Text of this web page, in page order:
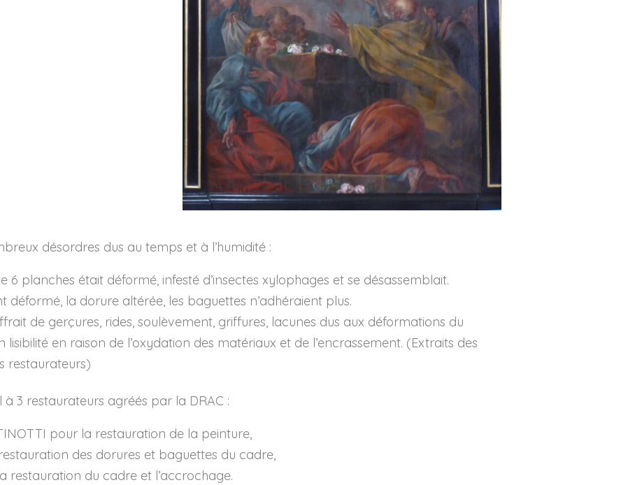
désordres dus au temps et à l’humidité :
6 planches était déformé, infesté d’insectes xylophages et se désassemblait.
déformé, la dorure altérée, les baguettes n’adhéraient plus.
de gerçures, rides, soulèvement, griffures, lacunes dus aux déformations du
en raison de l’oxydation des matériaux et de l’encrassement. (Extraits des
restaurateurs)
3 restaurateurs agréés par la DRAC :
pour la restauration de la peinture,
des dorures et baguettes du cadre,
restauration du cadre et l’accrochage.